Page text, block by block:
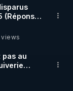
sur la
(Réponse
views
pas au
avant) ,